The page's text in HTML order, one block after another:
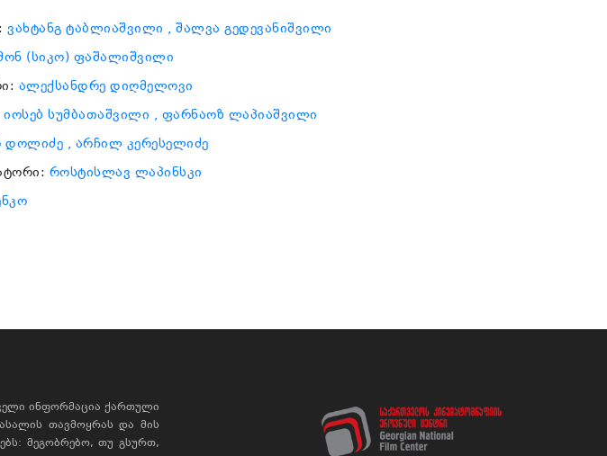
ვახტანგ ტაბლიაშვილი
, შალვა გედევანიშვილი
(სიკო) ფაშალიშვილი
ალექსანდრე დიღმელოვი
იოსებ სუმბათაშვილი
, ფარნაოზ ლაპიაშვილი
დოლიძე
, არჩილ კერესელიძე
როსტისლავ ლაპინსკი
ინფორმაცია ქართული
თავმოყრას და მის
მეგობრებო, თუ გსურთ,